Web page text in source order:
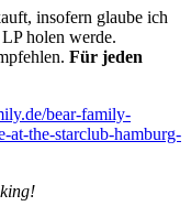
insofern glaube ich
holen werde.
Für jeden
bear-family-
the-starclub-hamburg-